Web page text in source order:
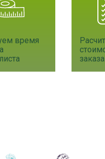
время
заказа